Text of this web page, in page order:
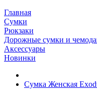
Главная
Сумки
Рюкзаки
Дорожные сумки и
Аксессуары
Новинки
Сумка Женская